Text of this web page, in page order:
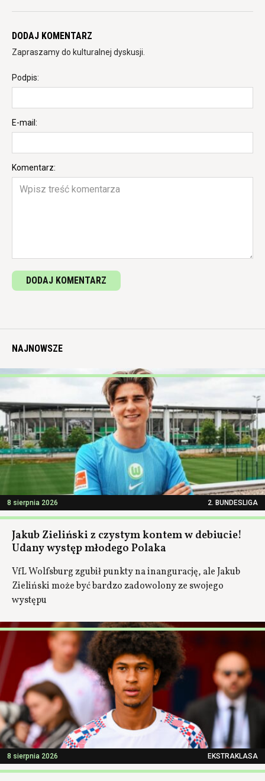
DODAJ KOMENTARZ
Zapraszamy do kulturalnej dyskusji.
Podpis:
E-mail:
Komentarz:
DODAJ KOMENTARZ
NAJNOWSZE
8 sierpnia 2026 2. BUNDESLIGA
Jakub Zieliński z czystym kontem w debiucie!
Udany występ młodego Polaka
VfL Wolfsburg zgubił punkty na inangurację, ale Jakub
Zieliński może być bardzo zadowolony ze swojego
występu
8 sierpnia 2026 EKSTRAKLASA